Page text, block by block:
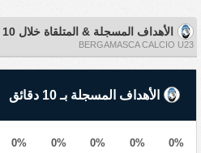
الأهداف المسجلة & المتلقاة خلال 10 دقائق
BERGAMASCA CALCIO U23
الأهداف المسجلة بـ 10 دقائق
0% 0% 0% 0% 0%